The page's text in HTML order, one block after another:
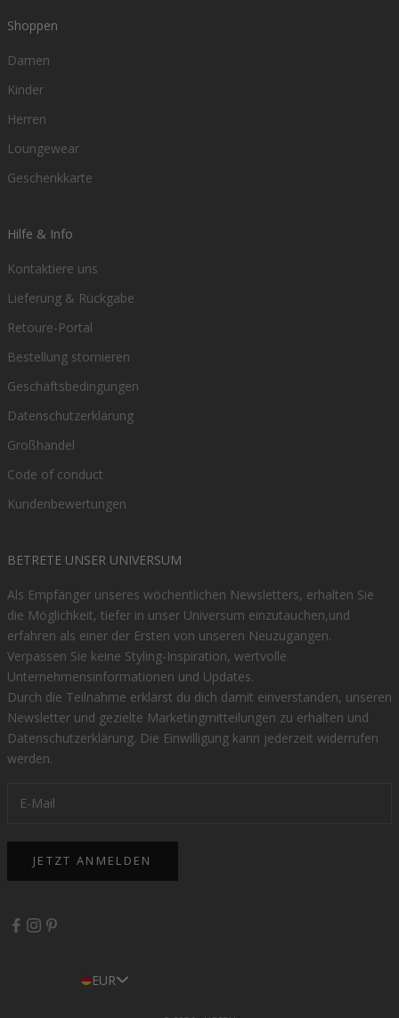
Shoppen
Damen
Kinder
Herren
Loungewear
Geschenkkarte
Hilfe & Info
Kontaktiere uns
Lieferung & Rückgabe
Retoure-Portal
Bestellung stornieren
Geschäftsbedingungen
Datenschutzerklärung
Großhandel
Code of conduct
Kundenbewertungen
BETRETE UNSER UNIVERSUM
Als Empfänger unseres wöchentlichen Newsletters, erhalten Sie
die Möglichkeit, tiefer in unser Universum einzutauchen,und
erfahren als einer der Ersten von unseren Neuzugängen.
Verpassen Sie keine Styling-Inspiration, wertvolle
Unternehmensinformationen und Updates.
Durch die Teilnahme erklärst du dich damit einverstanden, unseren
Newsletter und gezielte Marketingmitteilungen zu erhalten und
Datenschutzerklärung. Die Einwilligung kann jederzeit widerrufen
werden.
JETZT ANMELDEN
EUR